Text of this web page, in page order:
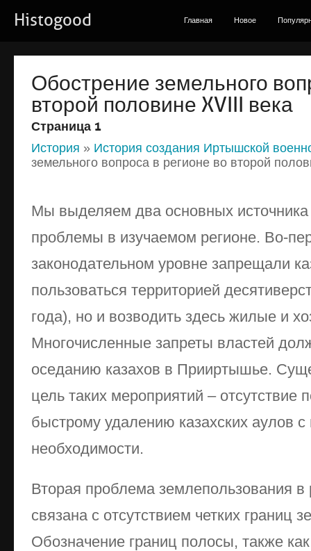
Histogood Главная Новое
Обострение земельного
второй половине XVIII века
Страница 1
История » История создания Иртышской
земельного вопроса в регионе во второй
Мы выделяем два основных источника
проблемы в изучаемом регионе. Во-
законодательном уровне запрещали
пользоваться территорией
года), но и возводить здесь жилые и
Многочисленные запреты властей
оседанию казахов в Прииртышье.
цель таких мероприятий – отсутствие
быстрому удалению казахских аулов
необходимости.
Вторая проблема землепользования
связана с отсутствием четких границ
Обозначение границ полосы, также